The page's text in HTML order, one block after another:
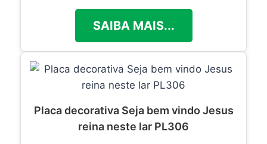
SAIBA MAIS...
Placa decorativa Seja bem vindo Jesus
reina neste lar PL306